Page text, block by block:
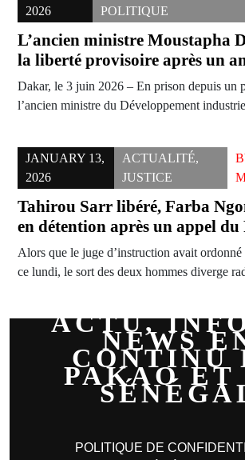
2026
POLITIQUE
L’ancien ministre Moustapha
la liberté provisoire après un
Dakar, le 3 juin 2026 – En prison depuis un
l’ancien ministre du Développement
JANUARY 13,
2026
ACTUALITÉ,
JUSTICE
Tahirou Sarr libéré, Farba
en détention après un appel
Alors que le juge d’instruction avait
ce lundi, le sort des deux hommes diverge
ACTU,
NEWS
CONTINU
PAKAO ET
POLITIQUE DE